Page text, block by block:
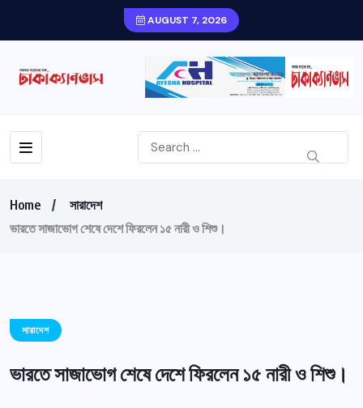
AUGUST 7, 2026
Home
সারাদেশ
ভারতে সাজাভোগ শেষে দেশে ফিরলেন ১৫ নারী ও শিশু।
সারাদেশ
ভারতে সাজাভোগ শেষে দেশে ফিরলেন ১৫ নারী ও শিশু।